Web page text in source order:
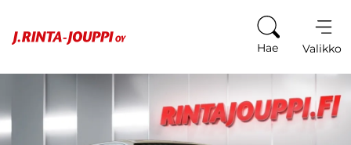
Hae Valikko